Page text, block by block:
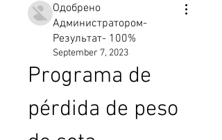
Одобрено
Администратором-
Результат- 100%
September 7, 2023
Programa de
pérdida de peso